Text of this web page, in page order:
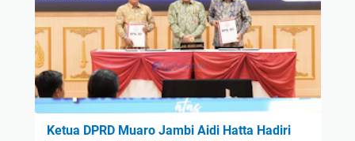
Ketua DPRD Muaro Jambi Aidi Hatta Hadiri